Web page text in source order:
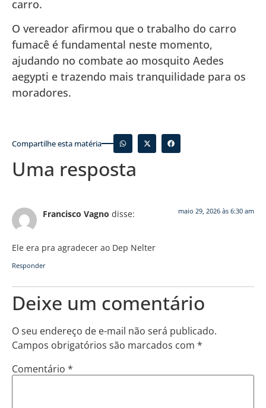
carro.
O vereador afirmou que o trabalho do carro
fumacê é fundamental neste momento,
ajudando no combate ao mosquito Aedes
aegypti e trazendo mais tranquilidade para os
moradores.
Compartilhe esta matéria
Uma resposta
Francisco Vagno disse: maio 29, 2026 às 6:30 am
Ele era pra agradecer ao Dep Nelter
Responder
Deixe um comentário
O seu endereço de e-mail não será publicado.
Campos obrigatórios são marcados com *
Comentário *